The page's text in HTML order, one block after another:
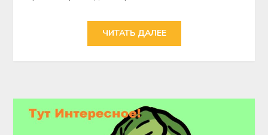
ЧИТАТЬ ДАЛЕЕ